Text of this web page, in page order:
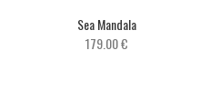
Sea Mandala
179.00 €